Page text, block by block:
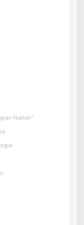
Nation"